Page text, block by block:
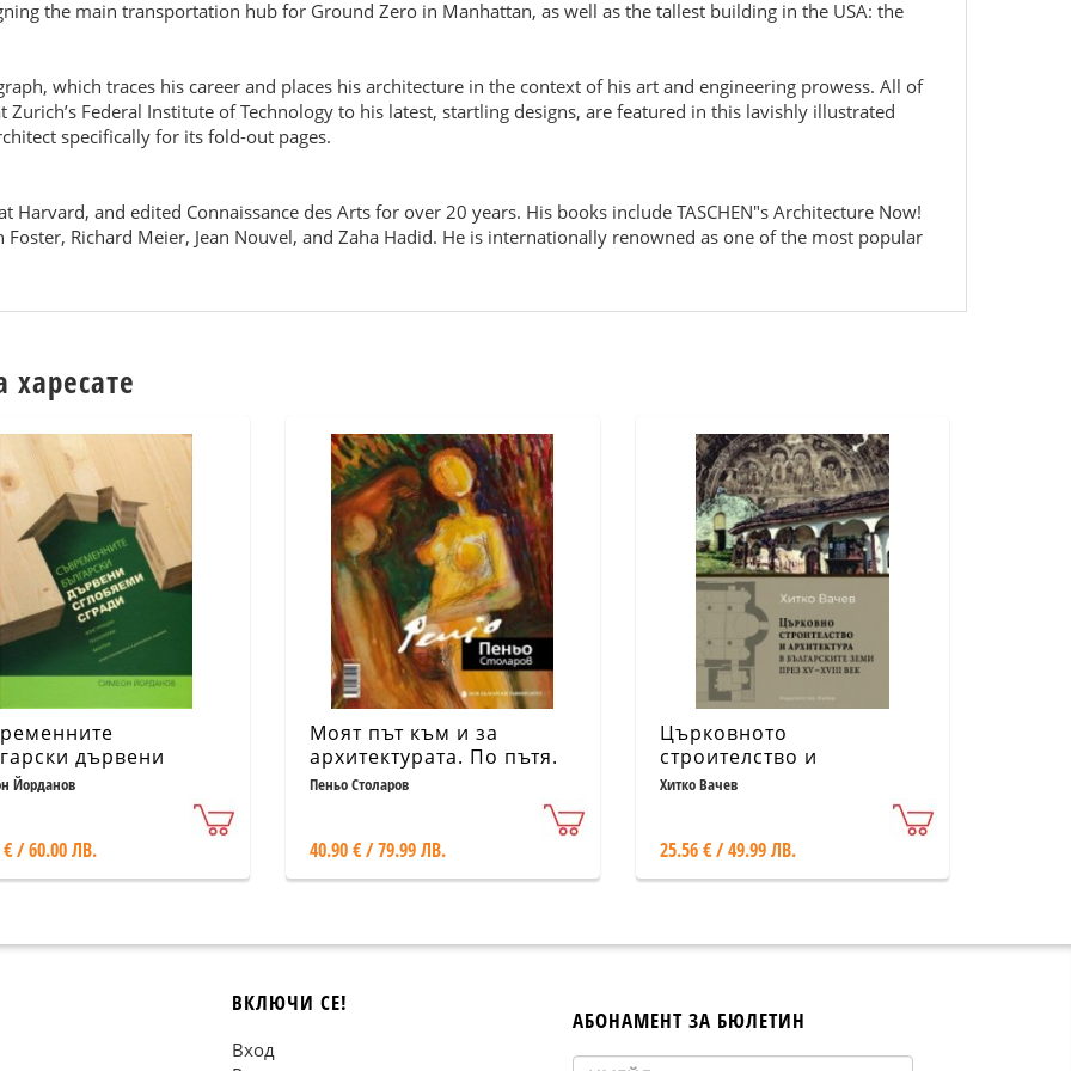
the main transportation hub for Ground Zero in Manhattan, as well as the tallest building in the USA: the
which traces his career and places his architecture in the context of his art and engineering prowess. All of
Federal Institute of Technology to his latest, startling designs, are featured in this lavishly illustrated
specifically for its fold-out pages.
and edited Connaissance des Arts for over 20 years. His books include TASCHEN"s Architecture Now!
Richard Meier, Jean Nouvel, and Zaha Hadid. He is internationally renowned as one of the most popular
дървени
сгради
Йорданов
€ / 60.00 ЛВ.
Моят път към и за
архитектурата. По пътя.
Албум
Пеньо Столаров
40.90 € / 79.99 ЛВ.
Църковното
строителство и
архитектура в
българските земи през
Хитко Вачев
25.56 € / 49.99 ЛВ.
ВКЛЮЧИ СЕ!
Вход
АБОНАМЕНТ ЗА БЮЛЕТИН